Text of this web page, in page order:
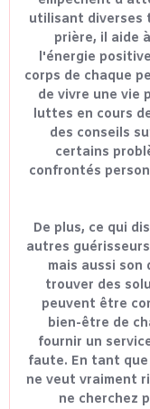
utilisant diverses
prière, il aide
l'énergie
corps de chaque
de vivre une vie
luttes en cours
des conseils
certains
confrontés
De plus, ce qui
autres
mais aussi son
trouver des
peuvent être
bien-être de
fournir un
faute. En tant
ne veut vraiment
ne cherchez